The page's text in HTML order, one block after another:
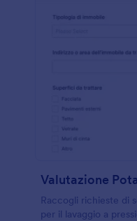
Raccogli richieste di
per il lavaggio a